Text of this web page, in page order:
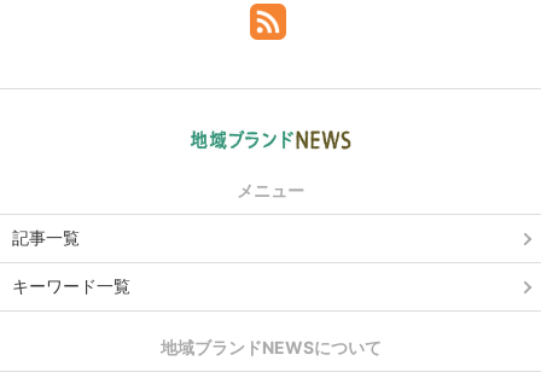
メニュー
記事一覧
キーワード一覧
地域ブランドNEWSについて